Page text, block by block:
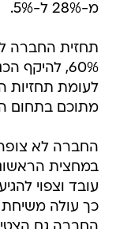
מ-28% ל-5%.
תחזית החברה
מתוכם בתחום הסולאר 405-
החברה לא
במחצית
כך עולה משיחת